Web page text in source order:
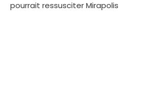
pourrait ressusciter Mirapolis